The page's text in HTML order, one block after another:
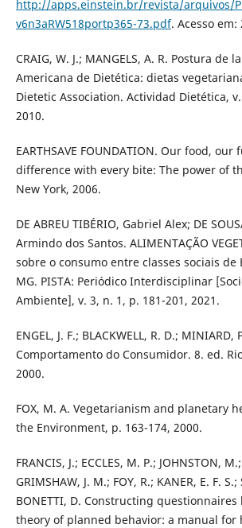
http://apps.einstein.br/revista/arquivos/
v6n3aRW518portp365-73.pdf. Acesso em:
CRAIG, W. J.; MANGELS, A. R. Postura de
Americana de Dietética: dietas
Dietetic Association. Actividad Dietética,
2010.
EARTHSAVE FOUNDATION. Our food,
difference with every bite: The power of
New York, 2006.
DE ABREU TIBÉRIO, Gabriel Alex; DE
Armindo dos Santos. ALIMENTAÇÃO
sobre o consumo entre classes sociais de
MG. PISTA: Periódico Interdisciplinar
Ambiente], v. 3, n. 1, p. 181-201, 2021.
ENGEL, J. F.; BLACKWELL, R. D.; MINIARD,
Comportamento do Consumidor. 8. ed.
2000.
FOX, M. A. Vegetarianism and planetary
the Environment, p. 163-174, 2000.
FRANCIS, J.; ECCLES, M. P.; JOHNSTON,
GRIMSHAW, J. M.; FOY, R.; KANER, E. F.
BONETTI, D. Constructing
theory of planned behavior: a manual for